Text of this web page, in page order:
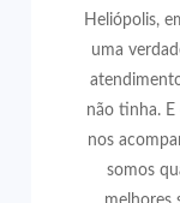
Heliópolis,
uma
não tinha.
nos
somos